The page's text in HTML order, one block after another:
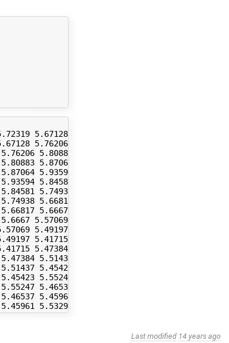
5.67128 5.76206 5.80883 5.87064 5.93594
5.76206 5.80883 5.87064 5.93594 5.84581
5.80883 5.87064 5.93594 5.84581 5.74938
5.87064 5.93594 5.84581 5.74938 5.66817
5.93594 5.84581 5.74938 5.66817 5.6667
5.84581 5.74938 5.66817 5.6667 5.57069
5.74938 5.66817 5.6667 5.57069 5.49197
5.66817 5.6667 5.57069 5.49197 5.41715
5.6667 5.57069 5.49197 5.41715 5.47384
5.57069 5.49197 5.41715 5.47384 5.51437
5.49197 5.41715 5.47384 5.51437 5.45423
5.41715 5.47384 5.51437 5.45423 5.55247
5.47384 5.51437 5.45423 5.55247 5.46537
5.51437 5.45423 5.55247 5.46537 5.45961
5.45423 5.55247 5.46537 5.45961 5.53298
5.55247 5.46537 5.45961 5.53298 5.56679
5.46537 5.45961 5.53298 5.56679 5.48265
5.45961 5.53298 5.56679 5.48265 5.51005
Last modified 14 years ago